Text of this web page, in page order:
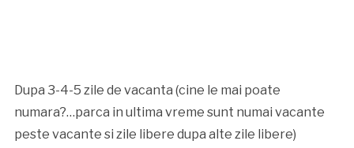
Dupa 3-4-5 zile de vacanta (cine le mai poate
numara?…parca in ultima vreme sunt numai vacante
peste vacante si zile libere dupa alte zile libere)